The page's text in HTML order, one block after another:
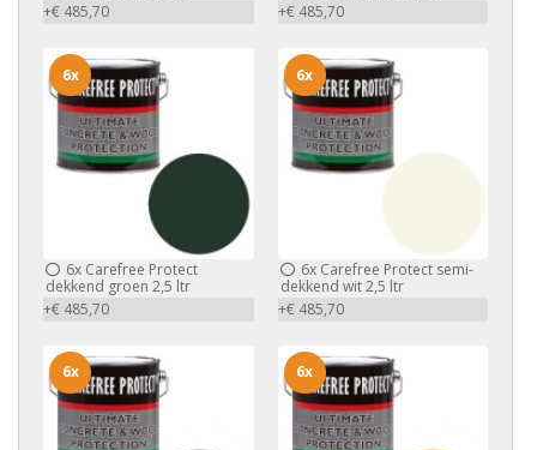
+€ 485,70
+€ 485,70
6x Carefree Protect
dekkend groen 2,5 ltr
+€ 485,70
6x
6xCarefree Protect semi-
dekkend wit 2,5 ltr
+€ 485,70
6x
6x 6x